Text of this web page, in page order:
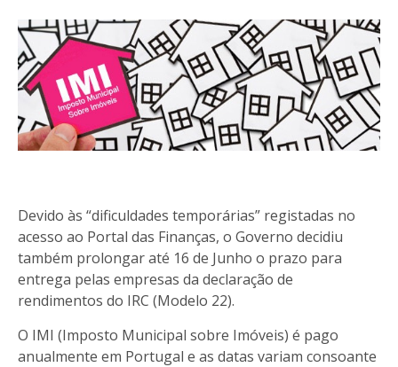
Devido às “dificuldades temporárias” registadas no
acesso ao Portal das Finanças, o Governo decidiu
também prolongar até 16 de Junho o prazo para
entrega pelas empresas da declaração de
rendimentos do IRC (Modelo 22).
O IMI (Imposto Municipal sobre Imóveis) é pago
anualmente em Portugal e as datas variam consoante